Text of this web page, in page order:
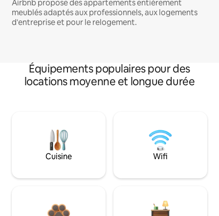
Airbnb propose des appartements entièrement
meublés adaptés aux professionnels, aux logements
d'entreprise et pour le relogement.
Équipements populaires pour des
locations moyenne et longue durée
Cuisine Wifi